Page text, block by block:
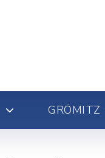
GRÖMITZ